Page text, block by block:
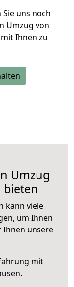
uns noch
Umzug von
Ihnen zu
Umzug
bieten
kann viele
um Ihnen
Ihnen unsere
mit
.